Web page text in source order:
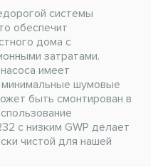
системы
обеспечит
дома с
затратами.
имеет
минимальные шумовые
быть смонтирован в
с низким GWP делает
чистой для нашей